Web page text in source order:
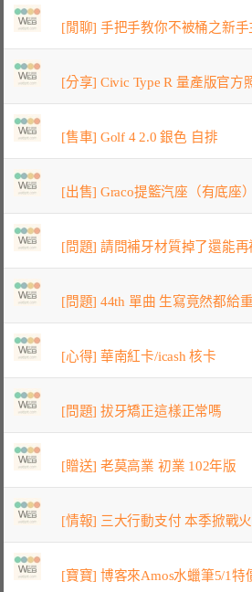
[閒聊] 手把手教你不被桶之新手
[分享] Civic Type R 量產版官方
[售車] Golf 4 2.0 銀色 自排
[出售] Graco提籃汽座（有底座
[問題] 請問補牙材質掉了還能
[問題] 44th 單曲 生寫竟然都給
[心得] 華南紅卡/icash 核卡
[問題] 拔牙矯正這樣正常嗎
[贈送] 老莫高業 初業 102年版
[情報] 三大行動支付 本季掀戰火
[寶寶] 博客來Amos水蠟筆5/1特